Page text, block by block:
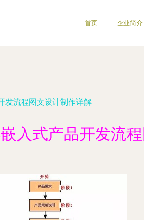
首页 企业简介
发流程图文设计制作详解
入式产品开发流